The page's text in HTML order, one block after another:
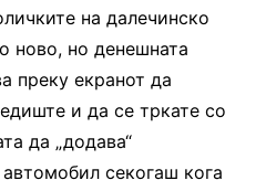
на далечинско
ново, но денешната
преку екранот да
и да се тркате со
да „додава“
секогаш кога